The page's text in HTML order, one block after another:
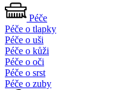
Péče
Péče o tlapky
Péče o uši
Péče o kůži
Péče o oči
Péče o srst
Péče o zuby